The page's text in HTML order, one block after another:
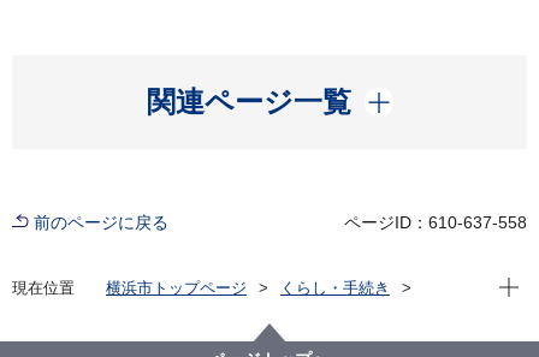
関連ページ一覧
開く
前のページに戻る ページID：610-637-558
現在位置 横浜市トップページ
くらし・手続き
横浜みどり税条例の制定・改正の経緯
現在